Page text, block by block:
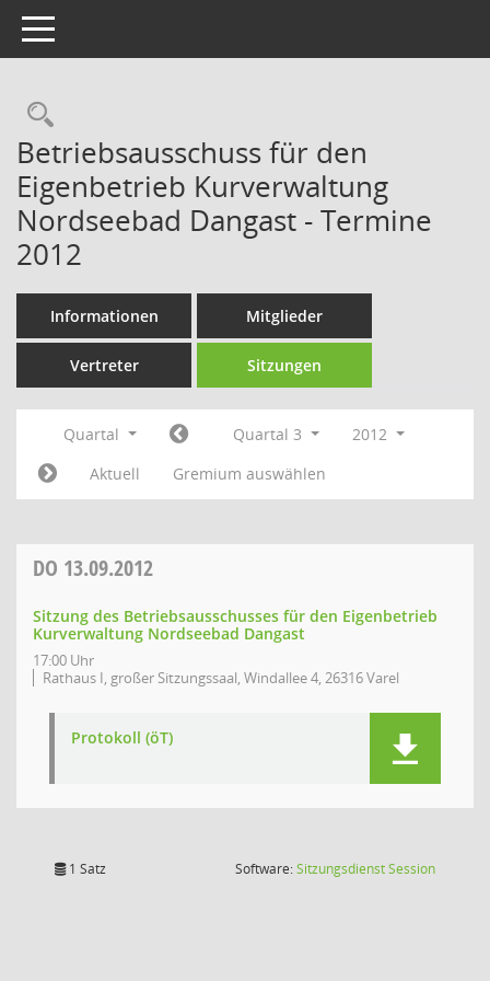
Toggle navigation
Rechercheauswahl
Betriebsausschuss für den
Eigenbetrieb Kurverwaltung
Nordseebad Dangast - Termine
2012
Informationen Mitglieder
Vertreter Sitzungen
Quartal Quartal 3
2012
Aktuell
Gremium auswählen
DO 13.09.2012
Sitzung des Betriebsausschusses für den Eigenbetrieb
Kurverwaltung Nordseebad Dangast
17:00 Uhr
Rathaus I, großer Sitzungssaal, Windallee 4, 26316 Varel
Protokoll (öT)
1 Satz Software:SitzungsdienstSession(Wird in